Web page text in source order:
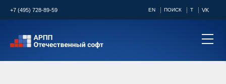
+7 (495) 728-89-59 EN ПОИСК T VK